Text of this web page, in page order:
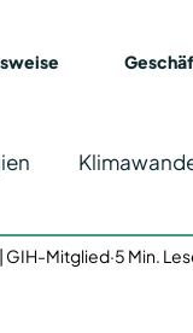
GIH-Mitglied 5 Min.